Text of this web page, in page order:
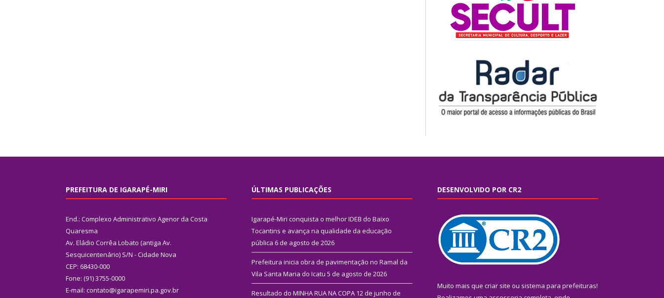
PREFEITURA DE IGARAPÉ-MIRI
End.: Complexo Administrativo Agenor da Costa
Quaresma
Av. Eládio Corrêa Lobato (antiga Av.
Sesquicentenário) S/N - Cidade Nova
CEP: 68430-000
Fone: (91) 3755-0000
E-mail: contato@igarapemiri.pa.gov.br
ÚLTIMAS PUBLICAÇÕES
Igarapé-Miri conquista o melhor IDEB do Baixo
Tocantins e avança na qualidade da educação
pública 6 de agosto de 2026
Prefeitura inicia obra de pavimentação no Ramal da
Vila Santa Maria do Icatu 5 de agosto de 2026
Resultado do MINHA RUA NA COPA 12 de junho de
DESENVOLVIDO POR CR2
Muito mais que criar site ou sistema para prefeituras!